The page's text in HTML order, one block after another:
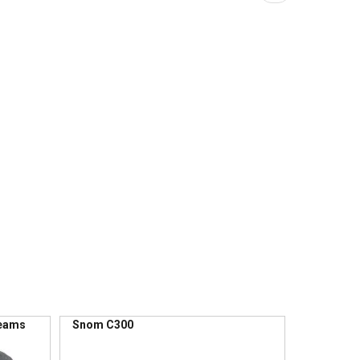
pagina
Snom C300